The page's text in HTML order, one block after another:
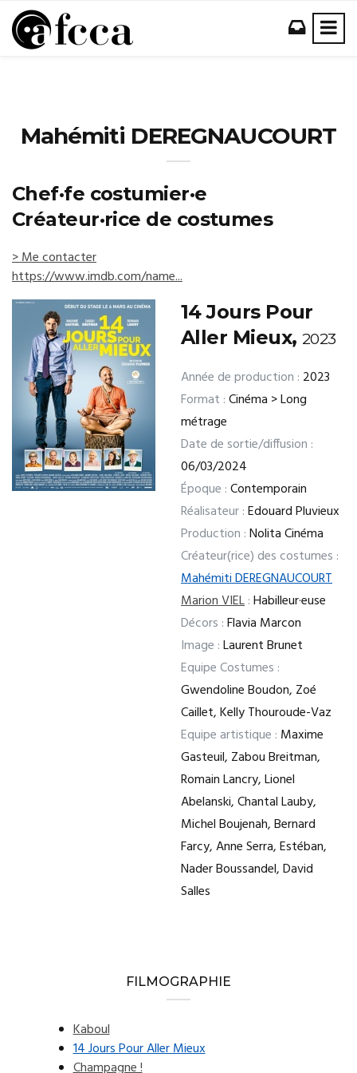
Mahémiti DEREGNAUCOURT
Chef·fe costumier·e
Créateur·rice de costumes
> Me contacter
https://www.imdb.com/name...
14 Jours Pour
Aller Mieux, 2023
Année de production : 2023
Format :Cinéma > Long
métrage
Date de sortie/diffusion :
06/03/2024
Époque :Contemporain
Réalisateur :Edouard Pluvieux
Production :Nolita Cinéma
Créateur(rice) des costumes :
Mahémiti DEREGNAUCOURT
Marion VIEL:Habilleur·euse
Décors :Flavia Marcon
Image :Laurent Brunet
Equipe Costumes :
Gwendoline Boudon, Zoé
Caillet, Kelly Thouroude-Vaz
Equipe artistique : Maxime
Gasteuil, Zabou Breitman,
Romain Lancry, Lionel
Abelanski, Chantal Lauby,
Michel Boujenah, Bernard
Farcy, Anne Serra, Estéban,
Nader Boussandel, David
Salles
FILMOGRAPHIE
Kaboul
14 Jours Pour Aller Mieux
Champagne !